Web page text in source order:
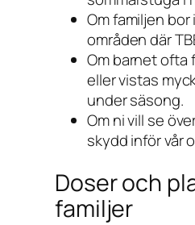
Om familjen
områden där
Om barnet
eller vistas
under säsong.
Om ni vill se
skydd inför vår
Doser och
familjer